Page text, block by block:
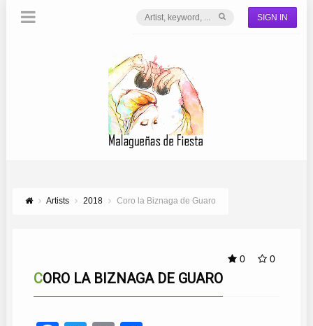
SIGN IN
Artists 2018 Coro la Biznaga de Guaro
0 0
CORO LA BIZNAGA DE GUARO